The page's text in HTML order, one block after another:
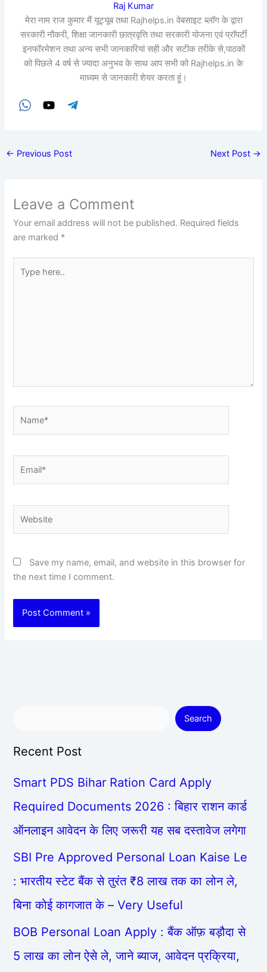
Raj Kumar
मेरा नाम राज कुमार मैं यूट्यूब तथा Rajhelps.in वेबसाइट ब्लॉग के द्वारा
सरकारी नौकरी, शिक्षा जानकारी छात्रवृत्ति तथा सरकारी योजना एवं प्रॉपर्टी
इनफॉरमेशन तथा अन्य सभी जानकारियां सही और सटीक तरीके से,पाठकों
को पिछले 4 वर्ष से ज्यादा अनुभव के साथ आप सभी को Rajhelps.in के
माध्यम से जानकारी शेयर करता हूं।
← Previous Post Next Post →
Leave a Comment
Your email address will not be published. Required fields
are marked *
here..
Save my name, email, and website in this browser for
the next time I comment.
Search
Recent Post
Smart PDS Bihar Ration Card Apply
Required Documents 2026 : बिहार राशन कार्ड
ऑनलाइन आवेदन के लिए जरूरी यह सब दस्तावेज लगेगा
SBI Pre Approved Personal Loan Kaise Le
: भारतीय स्टेट बैंक से तुरंत ₹8 लाख तक का लोन ले,
बिना कोई कागजात के – Very Useful
BOB Personal Loan Apply : बैंक ऑफ़ बड़ौदा से
5 लाख का लोन ऐसे ले, जाने ब्याज, आवेदन प्रक्रिया,